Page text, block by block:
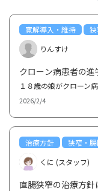
寛解導入・維持
りんすけ
クローン病患者の
2026/2/4
治療方針
狭窄・
くに (スタッフ)
直腸狭窄の治療方針